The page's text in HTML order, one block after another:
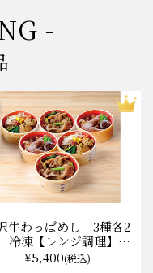
-
牛わっぱめし 3種各2
凍【レンジ調理】化
粧箱入
¥5,400(税込)